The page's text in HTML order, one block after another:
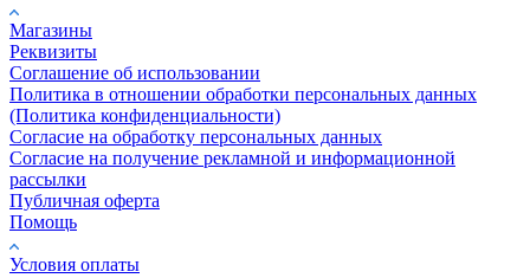
Магазины
Реквизиты
Соглашение об использовании
Политика в отношении обработки персональных данных
(Политика конфиденциальности)
Согласие на обработку персональных данных
Согласие на получение рекламной и информационной
рассылки
Публичная оферта
Помощь
Условия оплаты